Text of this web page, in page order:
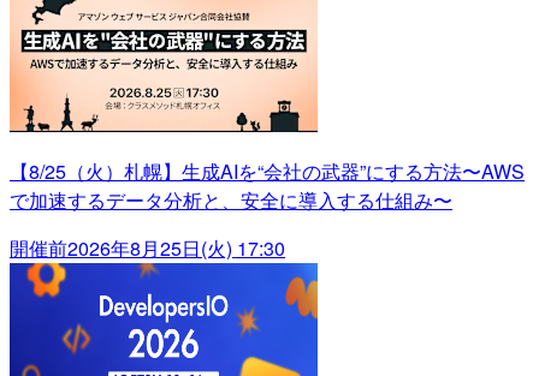
【8/25（火）札幌】生成AIを“会社の武器”にする方法〜AWS
で加速するデータ分析と、安全に導入する仕組み〜
開催前2026年8月25日(火) 17:30